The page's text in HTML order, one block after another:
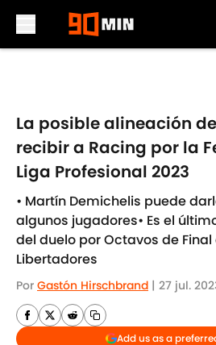
La posible alineación
recibir a Racing por la
Liga Profesional 2023
• Martín Demichelis puede
algunos jugadores• Es el
del duelo por Octavos de
Libertadores
Por Gastón Hirschbrand | 27 jul.
Add us as a